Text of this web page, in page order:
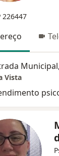
226447
Vista